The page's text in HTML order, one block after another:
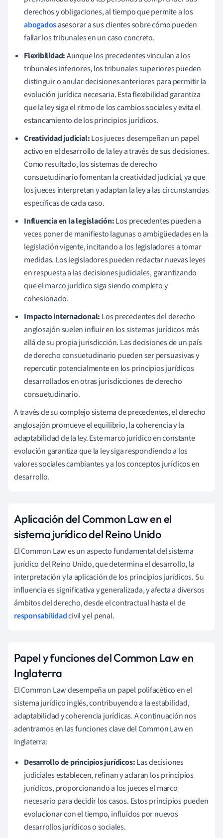
derechos y obligaciones, al tiempo que permite a los
abogadosasesorar a sus clientes sobre cómo pueden
fallar los tribunales en un caso concreto.
Flexibilidad:Aunque los precedentes vinculan a los
tribunales inferiores, los tribunales superiores pueden
distinguir o anular decisiones anteriores para permitir la
evolución jurídica necesaria. Esta flexibilidad garantiza
que la ley siga el ritmo de los cambios sociales y evita el
estancamiento de los principios jurídicos.
Creatividad judicial:Los jueces desempeñan un papel
activo en el desarrollo de la ley a través de sus decisiones.
Como resultado, los sistemas de derecho
consuetudinario fomentan la creatividad judicial, ya que
los jueces interpretan y adaptan la ley a las circunstancias
específicas de cada caso.
Influencia en la legislación:Los precedentes pueden a
veces poner de manifiesto lagunas o ambigüedades en la
legislación vigente, incitando a los legisladores a tomar
medidas. Los legisladores pueden redactar nuevas leyes
en respuesta a las decisiones judiciales, garantizando
que el marco jurídico siga siendo completo y
cohesionado.
Impacto internacional: Los precedentes del derecho
anglosajón suelen influir en los sistemas jurídicos más
allá de su propia jurisdicción. Las decisiones de un país
de derecho consuetudinario pueden ser persuasivas y
repercutir potencialmente en los principios jurídicos
desarrollados en otras jurisdicciones de derecho
consuetudinario.
A través de su complejo sistema de precedentes, el derecho
anglosajón promueve el equilibrio, la coherencia y la
adaptabilidad de la ley. Este marco jurídico en constante
evolución garantiza que la ley siga respondiendo a los
valores sociales cambiantes y a los conceptos jurídicos en
desarrollo.
Aplicación del Common Law en el
sistema jurídico del Reino Unido
El Common Law es un aspecto fundamental del sistema
jurídico del Reino Unido, que determina el desarrollo, la
interpretación y la aplicación de los principios jurídicos. Su
influencia es significativa y generalizada, y afecta a diversos
ámbitos del derecho, desde el contractual hasta el de
responsabilidadcivil y el penal.
Papel y funciones del Common Law en
Inglaterra
El Common Law desempeña un papel polifacético en el
sistema jurídico inglés, contribuyendo a la estabilidad,
adaptabilidad y coherencia jurídicas. A continuación nos
adentramos en las funciones clave del Common Law en
Inglaterra:
Desarrollo de principios jurídicos:Las decisiones
judiciales establecen, refinan y aclaran los principios
jurídicos, proporcionando a los jueces el marco
necesario para decidir los casos. Estos principios pueden
evolucionar con el tiempo, influidos por nuevos
desarrollos jurídicos o sociales.